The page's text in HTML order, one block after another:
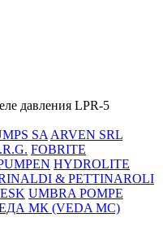
давления LPR-5
SAARVEN SRL
FOBRITE
HYDROLITE
& PETTINAROLI
UMBRA POMPE
МК (VEDA MC)